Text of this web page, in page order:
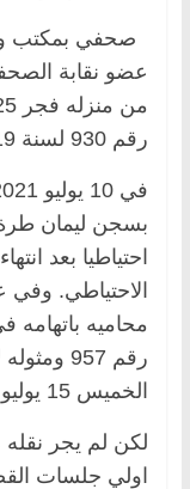
صحفي بمكتب
عضو نقابة
رقم 930 لسنة 2019 ).
بسجن ليمان
احتياطيا بعد
محاميه
رقم 957
الخميس 15 يوليو 2021.
لكن لم يجر
اولي جلسات